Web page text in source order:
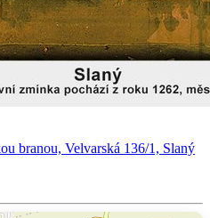
branou, Velvarská 136/1, Slaný